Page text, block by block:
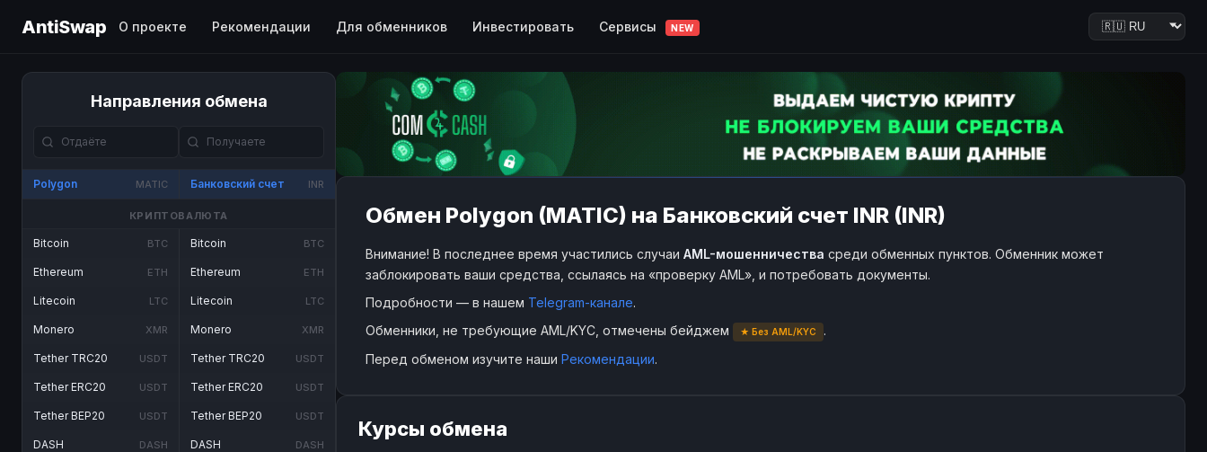
AntiSwap О проекте Рекомендации Для обменников Инвестировать Сервисы NEW
Направления обмена
Polygon MATIC Банковский счет INR
КРИПТОВАЛЮТА
Bitcoin BTC
Ethereum ETH
Litecoin LTC
Monero XMR
Tether TRC20 USDT
Tether ERC20 USDT
Tether BEP20 USDT
DASH DASH
Bitcoin BTC
Ethereum ETH
Litecoin LTC
Monero XMR
Tether TRC20 USDT
Tether ERC20 USDT
Tether BEP20 USDT
DASH DASH
Обмен Polygon (MATIC) на Банковский счет INR (INR)
Внимание! В последнее время участились случаи AML-мошенничества среди обменных пунктов. Обменник может
заблокировать ваши средства, ссылаясь на «проверку AML», и потребовать документы.
Подробности — в нашем Telegram-канале.
Обменники, не требующие AML/KYC, отмечены бейджем
★ Без AML/KYC
.
Перед обменом изучите наши Рекомендации.
Курсы обмена